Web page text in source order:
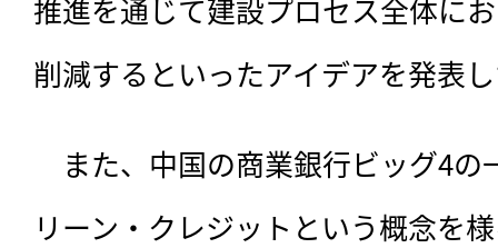
推進を通じて建設プロセス全体に
削減するといったアイデアを発表
また、中国の商業銀行ビッグ4の
リーン・クレジットという概念を